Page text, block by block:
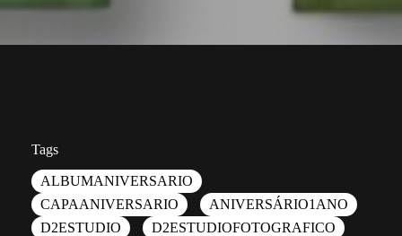
Tags
ALBUMANIVERSARIO
CAPAANIVERSARIO
ANIVERSÁRIO1ANO
D2ESTUDIO
D2ESTUDIOFOTOGRAFICO